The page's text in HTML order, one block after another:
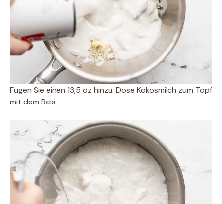
Fügen Sie einen 13,5 oz hinzu. Dose Kokosmilch zum Topf
mit dem Reis.